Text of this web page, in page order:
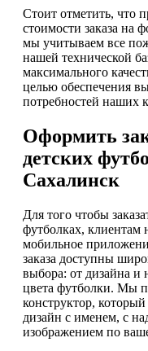
Стоит отметить, что
стоимости заказа на
мы учитываем все
нашей технической
максимального
целью обеспечения
потребностей наших
Оформить
детских
Сахалинск
Для того чтобы
футболках, клиентам
мобильное
заказа доступны
выбора: от дизайна и
цвета футболки. Мы
конструктор,
дизайн с именем, с
изображением по